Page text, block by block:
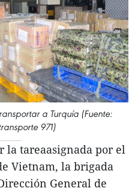
a Turquía (Fuente:
971)
la tareaasignada por el
Vietnam, la brigada
General de